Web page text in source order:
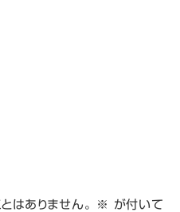
はありません。 ※
が付いて